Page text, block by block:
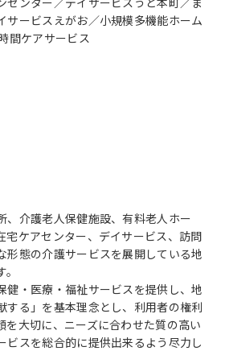
サービスえがお／小規模多機能ホーム
間ケアサービス
、介護老人保健施設、有料老人ホー
宅ケアセンター、デイサービス、訪問
形態の介護サービスを展開している地
健・医療・福祉サービスを提供し、地
する」を基本理念とし、利用者の権利
を大切に、ニーズに合わせた質の高い
ビスを総合的に提供出来るよう尽力し